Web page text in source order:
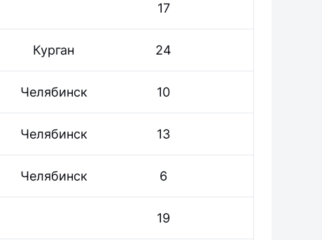
17
Курган 24
Челябинск 10
Челябинск 13
Челябинск 6
19